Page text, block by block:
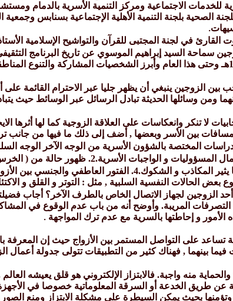
للخدمات الاجتماعية ومركز التنمية الأسرية بالدمام
الصحية بلجنة التنمية الأهلية الإجتماعية بسنابس وجمعية
.
القارئ في لجنة المجتبى للقرآن والتواشيح الإسلامية
السيد إبراهيم الموسوي عن تاريخ البرنامج التثقيفي
السنوات السابقة منذ تأسيس البرنامج سنة 1426هـ وحتى هذا العام وأبرز الشخصيات
بين الزوجين ينبغي أن يظهر جليا عبر الاحترام القائمة
ومن وسائلها الحديثة تبادل الرسائل عبر الوسائط حيث
لا تنكر وانعكاسات على العلاقة الزوجية كما لها أثرها
بين الأسر وبعضها , أضف إلى ذلك ما فيها من جانب
المختصة بالشؤون الأسرية من الوجه الآخر الوجه
الزوجين لجهاز الاتصال الخاص بالطرف الآخر؟ أجاب
من التصرفات المريبة. وأوضح أنه من باب عدم الوقوع في
و إحاطتها بالسرية مع عدم ترك المواجهة .
تساعد على التواصل المستمر بين الأزواج حيث إن المعرفة
فيما بينهما , فهناك كثير من التطبيقات تتولى جدولة أعمال
والحماية منه واجبة. فالابتزاز الإلكتروني هو قلق
عن طريق الخدعة أو السرقة المعلوماتية خصوصا في
بحيث يمكن السيطرة على مشكلة الابتزاز ومنع الصور